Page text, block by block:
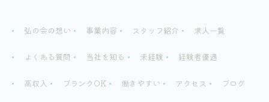
弘の会の想い 事業内容 スタッフ紹介 求人一覧
よくある質問 当社を知る 未経験 経験者優遇
高収入 ブランクOK 働きやすい アクセス ブログ